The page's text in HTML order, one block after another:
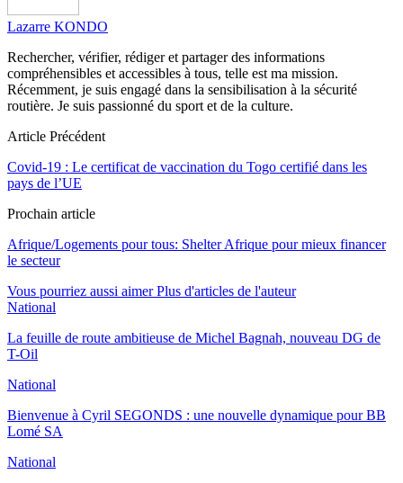
Lazarre KONDO
Rechercher, vérifier, rédiger et partager des informations
compréhensibles et accessibles à tous, telle est ma mission.
Récemment, je suis engagé dans la sensibilisation à la sécurité
routière. Je suis passionné du sport et de la culture.
Article Précédent
Covid-19 : Le certificat de vaccination du Togo certifié dans les
pays de l’UE
Prochain article
Afrique/Logements pour tous: Shelter Afrique pour mieux financer
le secteur
Vous pourriez aussi aimer Plus d'articles de l'auteur
National
La feuille de route ambitieuse de Michel Bagnah, nouveau DG de
T-Oil
National
Bienvenue à Cyril SEGONDS : une nouvelle dynamique pour BB
Lomé SA
National